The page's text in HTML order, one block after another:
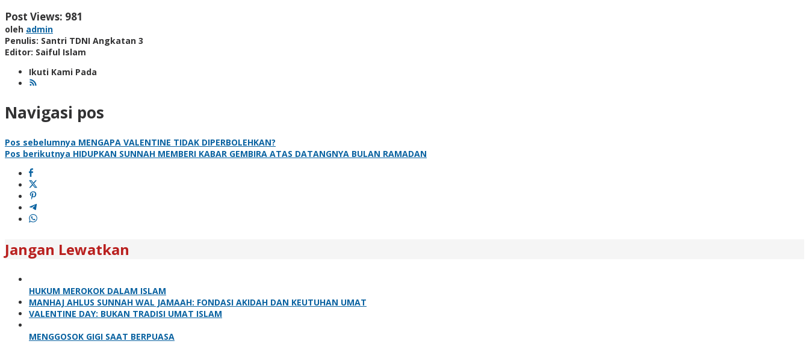
Post Views: 981
oleh admin
Penulis: Santri TDNI Angkatan 3
Editor: Saiful Islam
Ikuti Kami Pada
Navigasi pos
Pos sebelumnya MENGAPA VALENTINE TIDAK DIPERBOLEHKAN?
Pos berikutnya HIDUPKAN SUNNAH MEMBERI KABAR GEMBIRA ATAS DATANGNYA BULAN RAMADAN
Jangan Lewatkan
HUKUM MEROKOK DALAM ISLAM
MANHAJ AHLUS SUNNAH WAL JAMAAH: FONDASI AKIDAH DAN KEUTUHAN UMAT
VALENTINE DAY: BUKAN TRADISI UMAT ISLAM
MENGGOSOK GIGI SAAT BERPUASA